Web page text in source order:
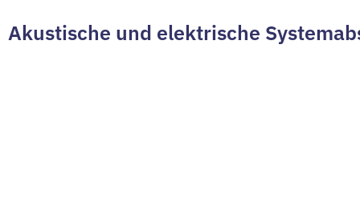
Akustische und elektrische